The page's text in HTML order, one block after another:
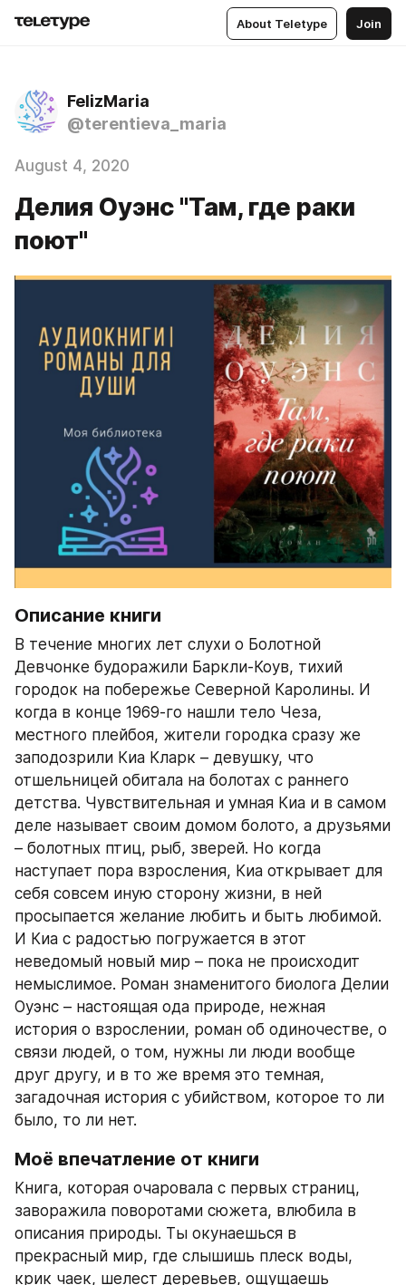
About Teletype Join
FelizMaria
@terentieva_maria
August 4, 2020
Делия Оуэнс "Там, где раки
поют"
Описание книги
В течение многих лет слухи о Болотной
Девчонке будоражили Баркли-Коув, тихий
городок на побережье Северной Каролины. И
когда в конце 1969-го нашли тело Чеза,
местного плейбоя, жители городка сразу же
заподозрили Киа Кларк – девушку, что
отшельницей обитала на болотах с раннего
детства. Чувствительная и умная Киа и в самом
деле называет своим домом болото, а друзьями
– болотных птиц, рыб, зверей. Но когда
наступает пора взросления, Киа открывает для
себя совсем иную сторону жизни, в ней
просыпается желание любить и быть любимой.
И Киа с радостью погружается в этот
неведомый новый мир – пока не происходит
немыслимое. Роман знаменитого биолога Делии
Оуэнс – настоящая ода природе, нежная
история о взрослении, роман об одиночестве, о
связи людей, о том, нужны ли люди вообще
друг другу, и в то же время это темная,
загадочная история с убийством, которое то ли
было, то ли нет.
Моё впечатление от книги
Книга, которая очаровала с первых страниц,
заворажила поворотами сюжета, влюбила в
описания природы. Ты окунаешься в
прекрасный мир, где слышишь плеск воды,
крик чаек, шелест деревьев, ощущаешь